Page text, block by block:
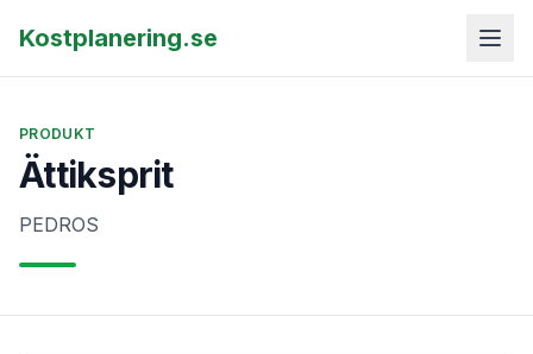
Kostplanering.se
PRODUKT
Ättiksprit
PEDROS